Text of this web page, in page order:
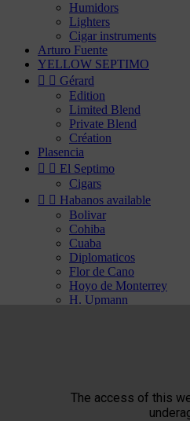
The access of this
Humidors
Lighters
Cigar instruments
Arturo Fuente
YELLOW SEPTIMO
  Gérard
Edition
Limited Blend
Private Blend
Création
Plasencia
  El Septimo
Cigars
  Habanos available
Bolivar
Cohiba
Cuaba
Diplomaticos
Flor de Cano
Hoyo de Monterrey
H. Upmann
Quintero
Rafael Gonzalez